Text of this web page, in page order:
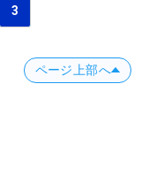
3
ページ上部へ